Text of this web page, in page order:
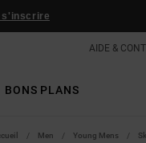
s'inscrire
AIDE &
BONS PLANS
Men Young Mens